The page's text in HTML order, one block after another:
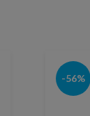
-56%